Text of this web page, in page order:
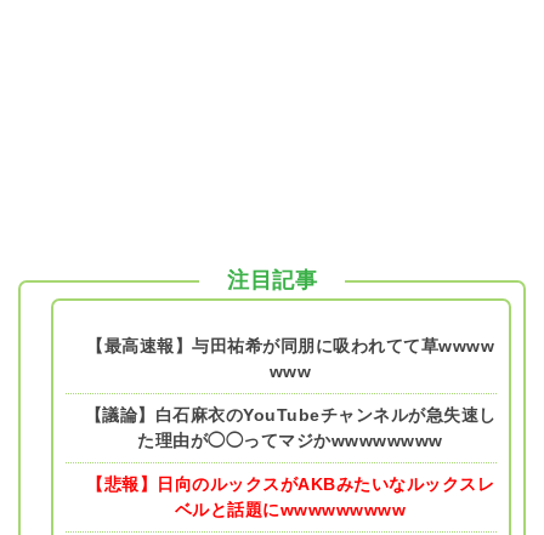
注目記事
【最高速報】与田祐希が同朋に吸われてて草wwww
www
【議論】白石麻衣のYouTubeチャンネルが急失速し
た理由が◯◯ってマジかwwwwwwww
【悲報】日向のルックスがAKBみたいなルックスレ
ベルと話題にwwwwwwwww